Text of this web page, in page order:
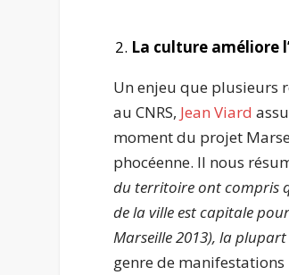
La culture améliore
Un enjeu que plusieurs
au CNRS, Jean Viard
moment du projet
phocéenne. Il nous
du territoire ont compris
de la ville est capitale
Marseille 2013), la
genre de